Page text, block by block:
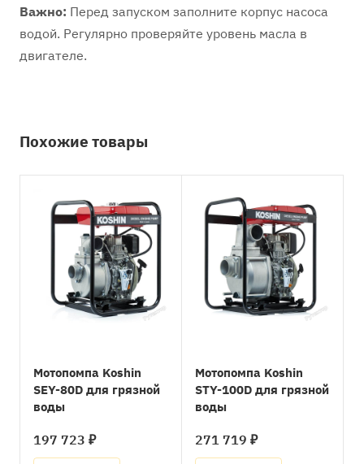
Важно: Перед запуском заполните корпус насоса
водой. Регулярно проверяйте уровень масла в
двигателе.
Похожие товары
Мотопомпа Koshin
SEY-80D для грязной
воды
197 723 ₽
Мотопомпа Koshin
STY-100D для грязной
воды
271 719 ₽